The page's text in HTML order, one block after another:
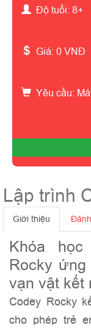
Độ tuổi: 8+
Giá: 0 VNĐ
Yêu cầu:
Lập trình
Giới thiệu
Khóa
Rocky
vạn vật kết
Codey Rocky
cho phép trẻ